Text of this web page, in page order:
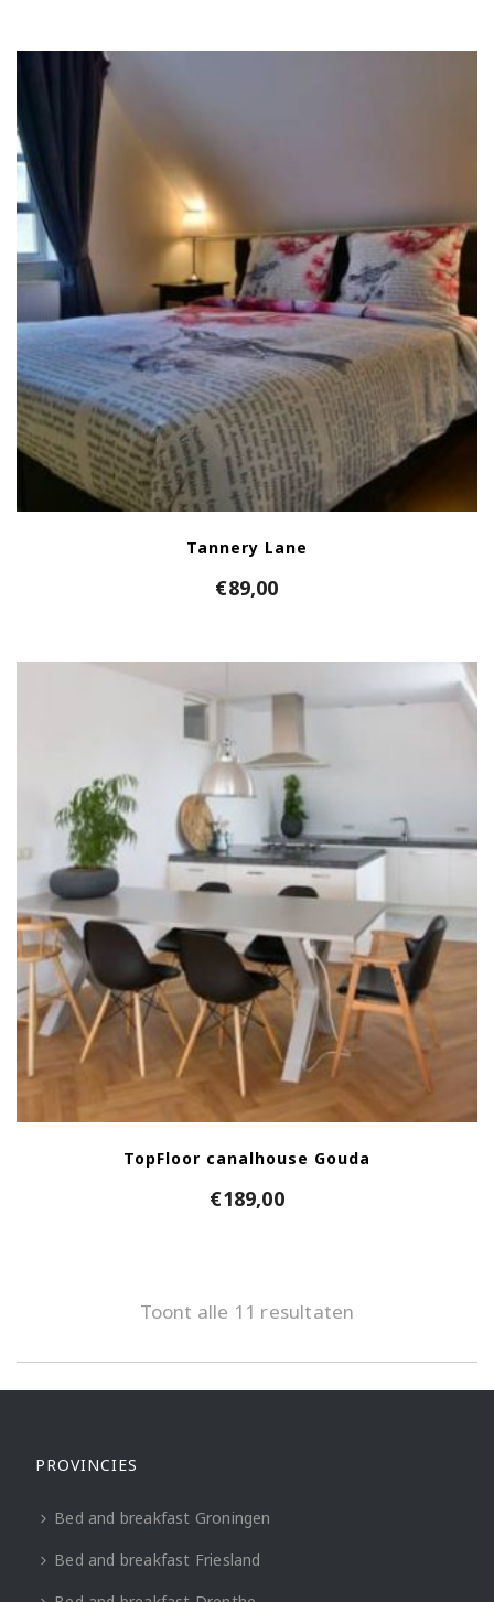
Tannery Lane
€89,00
TopFloor canalhouse Gouda
€189,00
Toont alle 11 resultaten
PROVINCIES
Bed and breakfast Groningen
Bed and breakfast Friesland